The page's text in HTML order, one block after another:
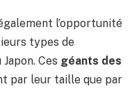
l’opportunité
types de
Ces géants des
par leur taille que par